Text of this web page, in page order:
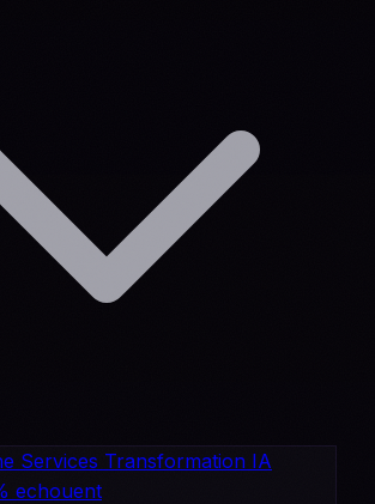
Services Transformation IA
echouent